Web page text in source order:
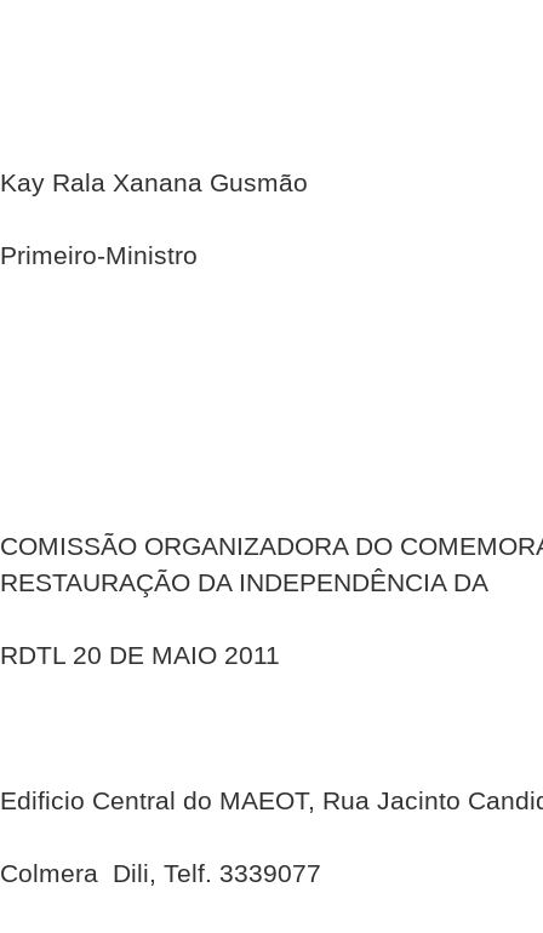
Kay Rala Xanana Gusmão
Primeiro-Ministro
COMISSÃO ORGANIZADORA DO
RESTAURAÇÃO DA INDEPENDÊNCIA DA
RDTL 20 DE MAIO 2011
Edificio Central do MAEOT, Rua Jacinto
Colmera  Dili, Telf. 3339077